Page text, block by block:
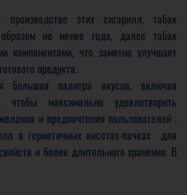
этих сигарилл, табак
не менее года, далее табак
компонентами, что заметно улучшает
продукта.
большая палитра вкусов, включая
чтобы максимально удовлетворить
и предпочтения пользователей .
в герметичных кисетах-пачках для
и более длительного хранения. В